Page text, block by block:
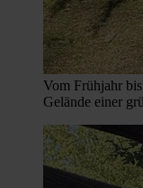
Vom Frühjahr
Gelände einer